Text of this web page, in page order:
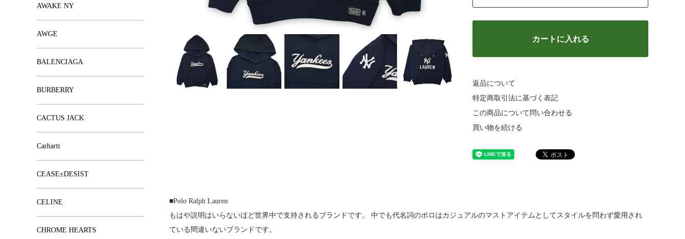
カートに入れる
返品について
特定商取引法に基づく表記
この商品について問い合わせる
買い物を続ける
■Polo Ralph Lauren
もはや説明はいらないほど世界中で支持されるブランドです。 中でも代名詞のポロはカジュアルのマストアイテムとしてスタイルを問わず愛用され
ている間違いないブランドです。
AWAKE NY
AWGE
BALENCIAGA
BURBERRY
CACTUS JACK
Carhartt
CEASE±DESIST
CELINE
CHROME HEARTS